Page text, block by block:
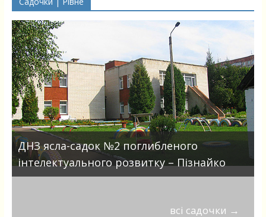
ДНЗ ясла-садок №2 поглибленого
інтелектуального розвитку – Пізнайко
всі садочки →